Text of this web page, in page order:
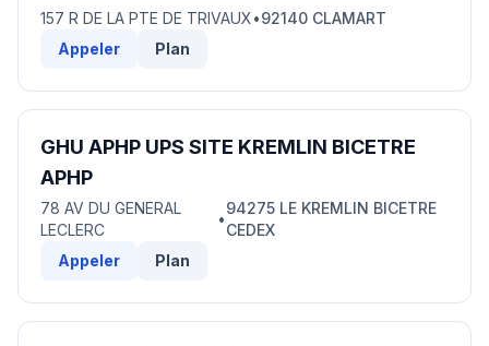
157 R DE LA PTE DE TRIVAUX•92140 CLAMART
Appeler
Plan
GHU APHP UPS SITE KREMLIN BICETRE
APHP
78 AV DU GENERAL
LECLERC
•
94275 LE KREMLIN BICETRE
CEDEX
Appeler
Plan